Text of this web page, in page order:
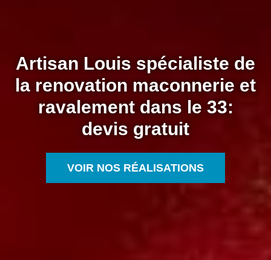
Artisan Louis spécialiste de
la renovation maconnerie et
ravalement dans le 33:
devis gratuit
VOIR NOS RÉALISATIONS